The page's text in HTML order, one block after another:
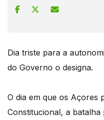
Dia triste para a
do Governo o designa.
O dia em que os Açores
Constitucional, a batalha